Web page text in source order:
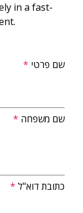
in a fast-
שם פרטי
שם משפחה
כתובת דוא"ל